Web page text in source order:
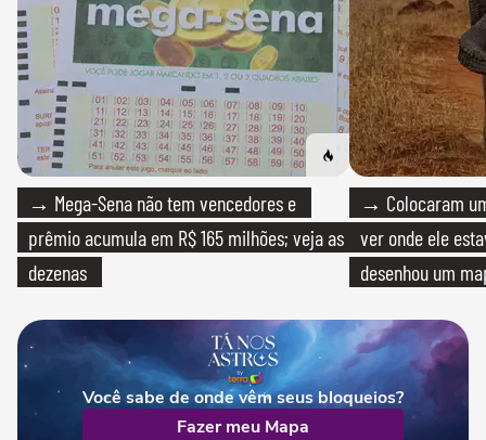
→ Mega-Sena não tem vencedores e
prêmio acumula em R$ 165 milhões; veja as
dezenas
→ Colocaram
ver onde ele
desenhou um
Você sabe de onde vêm seus bloqueios?
Fazer meu Mapa